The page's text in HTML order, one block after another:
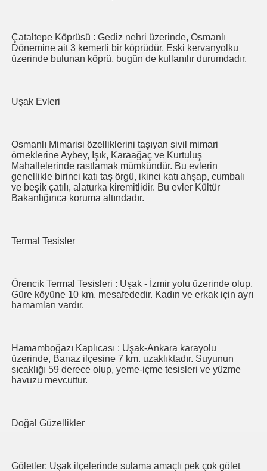
Çataltepe Köprüsü : Gediz nehri üzerinde, Osmanlı
Dönemine ait 3 kemerli bir köprüdür. Eski kervanyolku
üzerinde bulunan köprü, bugün de kullanılır durumdadır.
Uşak Evleri
Osmanlı Mimarisi özelliklerini taşıyan sivil mimari
örneklerine Aybey, Işık, Karaağaç ve Kurtuluş
Mahallelerinde rastlamak mümkündür. Bu evlerin
genellikle birinci katı taş örgü, ikinci katı ahşap, cumbalı
ve beşik çatılı, alaturka kiremitlidir. Bu evler Kültür
Bakanlığınca koruma altındadır.
Termal Tesisler
Örencik Termal Tesisleri : Uşak - İzmir yolu üzerinde olup,
Güre köyüne 10 km. mesafededir. Kadın ve erkak için ayrı
hamamları vardır.
Hamamboğazı Kaplıcası : Uşak-Ankara karayolu
üzerinde, Banaz ilçesine 7 km. uzaklıktadır. Suyunun
sıcaklığı 59 derece olup, yeme-içme tesisleri ve yüzme
havuzu mevcuttur.
Doğal Güzellikler
Göletler: Uşak ilçelerinde sulama amaçlı pek çok gölet